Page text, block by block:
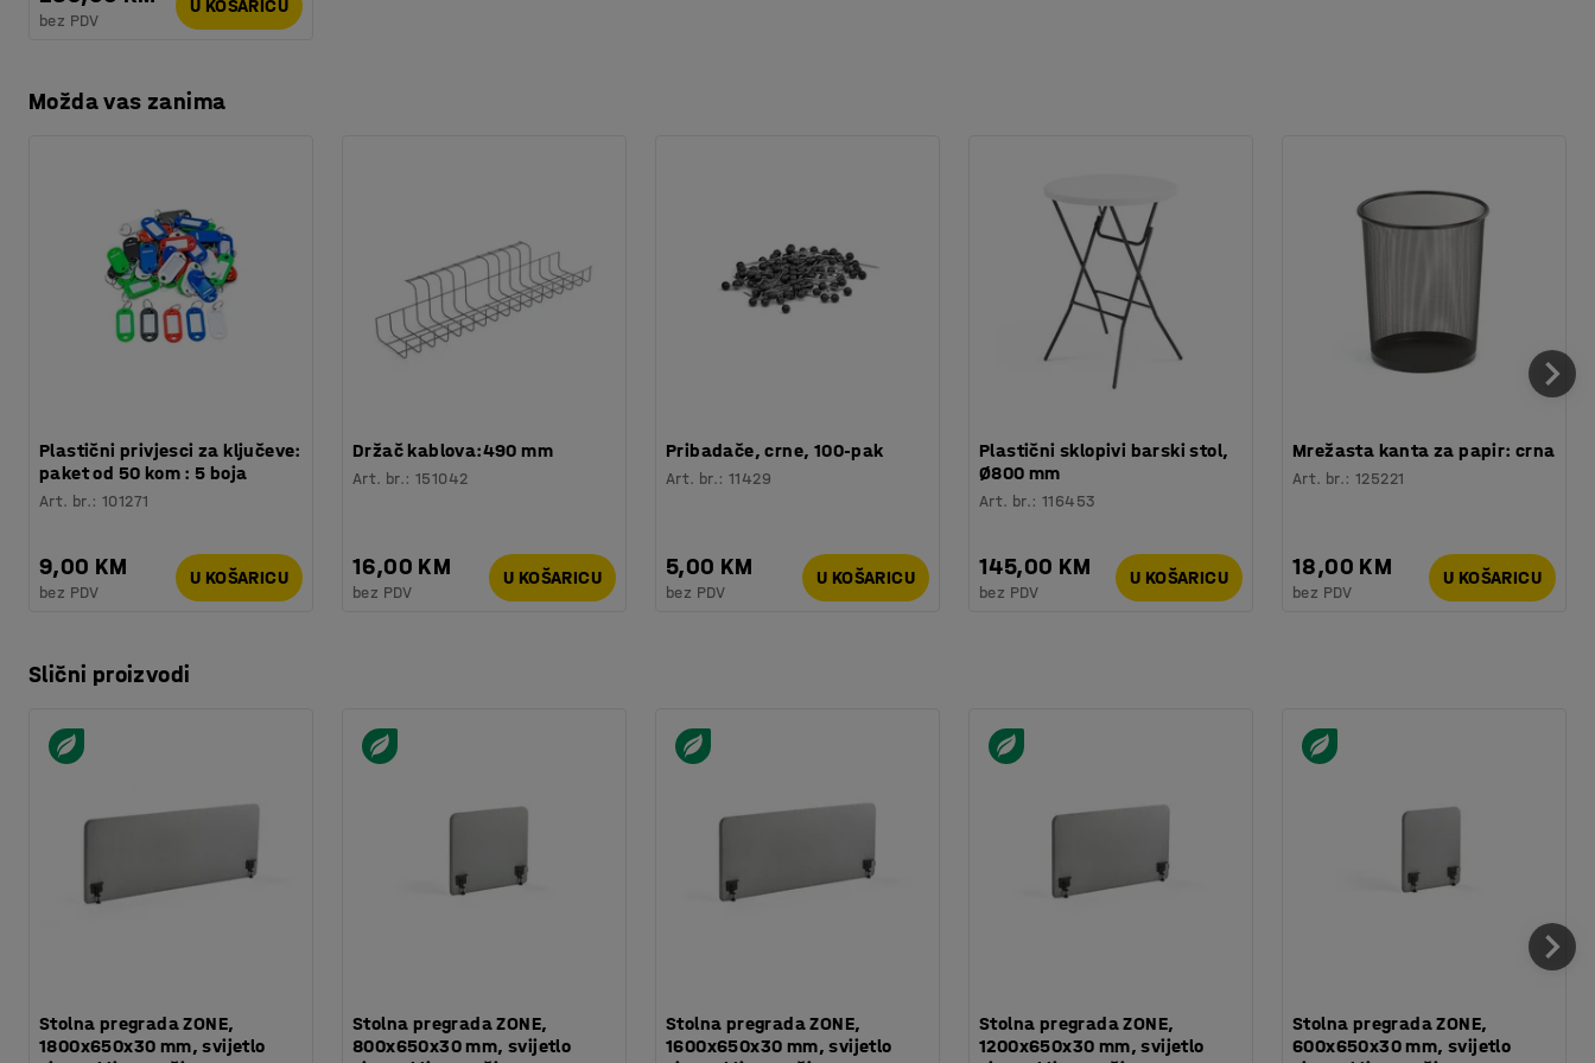
bez PDV
U KOŠARICU
Možda vas zanima
Plastični privjesci za ključeve:
paket od 50 kom : 5 boja
Art. br.:101271
9,00 KM
bez PDV
U KOŠARICU
Držač kablova:490 mm
Art. br.:151042
16,00 KM
bez PDV
U KOŠARICU
Pribadače, crne, 100-pak
Art. br.:11429
5,00 KM
bez PDV
U KOŠARICU
Plastični sklopivi barski stol,
Ø800 mm
Art. br.:116453
145,00 KM
bez PDV
U KOŠARICU
Mrežasta kanta za papir: crna
Art. br.:125221
18,00 KM
bez PDV
U KOŠARICU
Slični proizvodi
Stolna pregrada ZONE,
1800x650x30 mm, svijetlo
Stolna pregrada ZONE,
800x650x30 mm, svijetlo
Stolna pregrada ZONE,
1600x650x30 mm, svijetlo
Stolna pregrada ZONE,
1200x650x30 mm, svijetlo
Stolna pregrada ZONE,
600x650x30 mm, svijetlo